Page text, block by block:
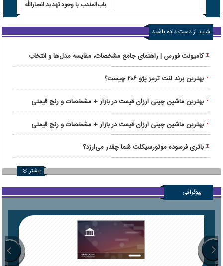
باب‌المندب با وجود تهدید انصارالله
شاید از دست داده باشید
کامیونت فورس | راهنمای جامع مشخصات، مقایسه مدل‌ها و انتخاب
کاربری
بهترین برند لنت ترمز پژو ۲۰۶ چیست؟
بهترین ماشین چینی ارزان قیمت در بازار + مشخصات و رنج قیمتی
بهترین ماشین چینی ارزان قیمت در بازار + مشخصات و رنج قیمتی
باتری فرسوده موتورسیکلت شما چقدر می‌ارزد؟
بیشتر
بیوگرافی